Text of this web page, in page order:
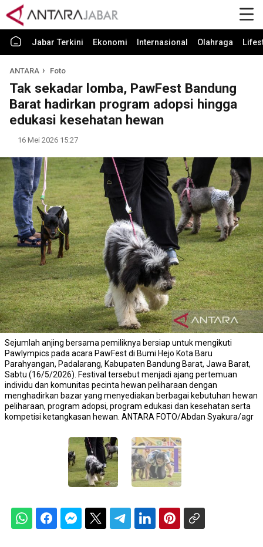
Jabar Terkini Ekonomi Internasional Olahraga
ANTARA Foto
Tak sekadar lomba, PawFest Bandung
Barat hadirkan program adopsi hingga
edukasi kesehatan hewan
16 Mei 2026 15:27
Sejumlah anjing bersama pemiliknya bersiap untuk mengikuti
Pawlympics pada acara PawFest di Bumi Hejo Kota Baru
Parahyangan, Padalarang, Kabupaten Bandung Barat, Jawa Barat,
Sabtu (16/5/2026). Festival tersebut menjadi ajang pertemuan
individu dan komunitas pecinta hewan peliharaan dengan
menghadirkan bazar yang menyediakan berbagai kebutuhan hewan
peliharaan, program adopsi, program edukasi dan kesehatan serta
kompetisi ketangkasan hewan. ANTARA FOTO/Abdan Syakura/agr